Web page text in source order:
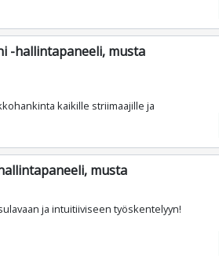
-hallintapaneeli, musta
kaikille striimaajille ja
musta
ja intuitiiviseen työskentelyyn!